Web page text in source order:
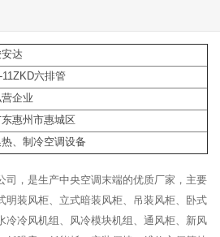
达
11ZKD六排管
企业
东惠州市惠城区
、制冷空调设备
，是生产中央空调末端的优质厂家，主要
明装风柜、立式暗装风柜、吊装风柜、卧式
冷冷风机组、风冷模块机组、通风柜、新风